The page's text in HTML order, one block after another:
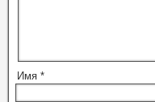
Имя *